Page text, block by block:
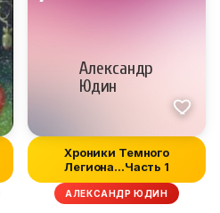
Хроники Темного
Легиона...Часть 1
АЛЕКСАНДР ЮДИН